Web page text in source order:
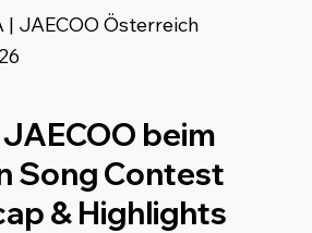
| JAECOO Österreich
beim
Song Contest
& Highlights